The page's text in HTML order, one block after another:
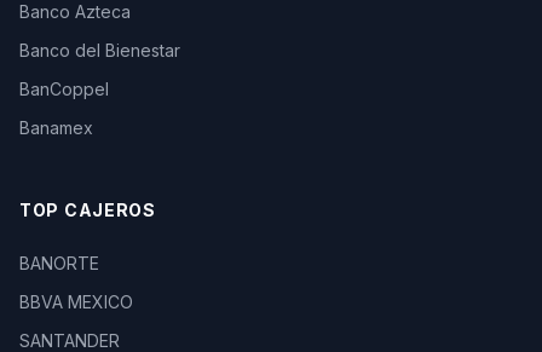
Banco Azteca
Banco del Bienestar
BanCoppel
Banamex
TOP CAJEROS
BANORTE
BBVA MEXICO
SANTANDER